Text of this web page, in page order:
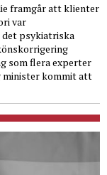
framgår att klienter
var
det psykiatriska
som flera experter
minister kommit att